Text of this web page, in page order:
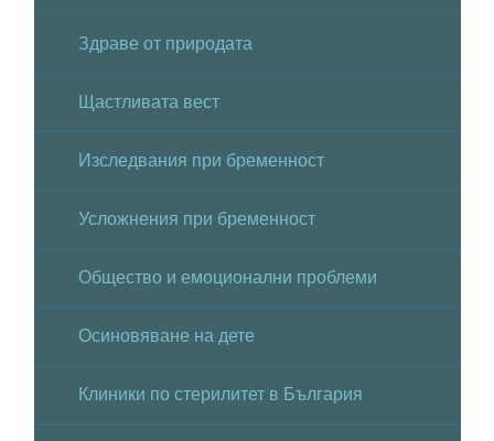
Здраве от природата
Щастливата вест
Изследвания при бременност
Усложнения при бременност
Общество и емоционални проблеми
Осиновяване на дете
Клиники по стерилитет в България